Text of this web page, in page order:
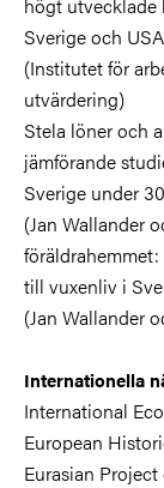
Sverige och USA
(Institutet för
utvärdering)
Stela löner och
jämförande
Sverige under
(Jan Wallander
till vuxenliv i
(Jan Wallander
Internationella
International
European
Eurasian